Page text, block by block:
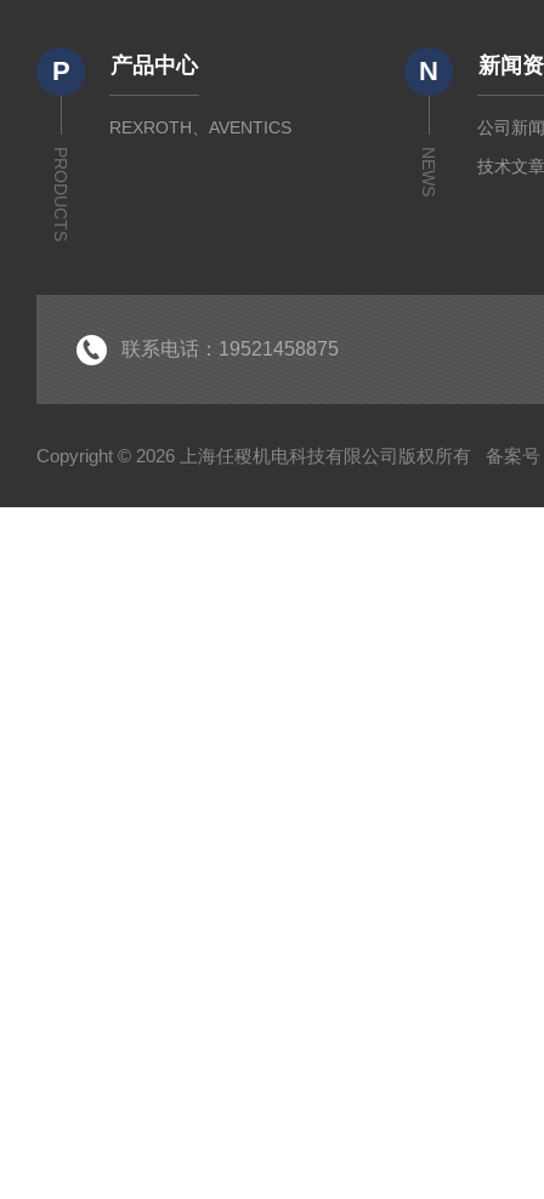
P
PRODUCTS
产品中心
REXROTH、AVENTICS
N
NEWS
新闻
公司新
技术文
联系电话：19521458875
Copyright © 2026 上海任稷机电科技有限公司版权所有 备案号